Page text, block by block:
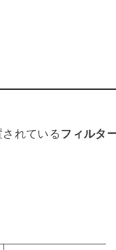
れているフィルタ